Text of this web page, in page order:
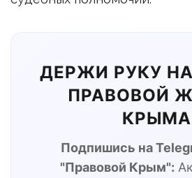
ДЕРЖИ РУКУ
ПРАВОВОЙ
КРЫМА
Подпишись на
"Правовой Крым":